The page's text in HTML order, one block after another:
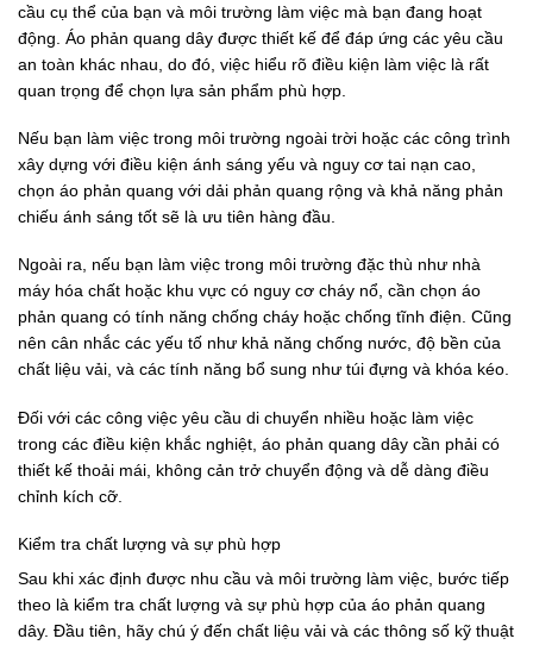
cầu cụ thể của bạn và môi trường làm việc mà bạn đang hoạt
động. Áo phản quang dây được thiết kế để đáp ứng các yêu cầu
an toàn khác nhau, do đó, việc hiểu rõ điều kiện làm việc là rất
quan trọng để chọn lựa sản phẩm phù hợp.
Nếu bạn làm việc trong môi trường ngoài trời hoặc các công trình
xây dựng với điều kiện ánh sáng yếu và nguy cơ tai nạn cao,
chọn áo phản quang với dải phản quang rộng và khả năng phản
chiếu ánh sáng tốt sẽ là ưu tiên hàng đầu.
Ngoài ra, nếu bạn làm việc trong môi trường đặc thù như nhà
máy hóa chất hoặc khu vực có nguy cơ cháy nổ, cần chọn áo
phản quang có tính năng chống cháy hoặc chống tĩnh điện. Cũng
nên cân nhắc các yếu tố như khả năng chống nước, độ bền của
chất liệu vải, và các tính năng bổ sung như túi đựng và khóa kéo.
Đối với các công việc yêu cầu di chuyển nhiều hoặc làm việc
trong các điều kiện khắc nghiệt, áo phản quang dây cần phải có
thiết kế thoải mái, không cản trở chuyển động và dễ dàng điều
chỉnh kích cỡ.
Kiểm tra chất lượng và sự phù hợp
Sau khi xác định được nhu cầu và môi trường làm việc, bước tiếp
theo là kiểm tra chất lượng và sự phù hợp của áo phản quang
dây. Đầu tiên, hãy chú ý đến chất liệu vải và các thông số kỹ thuật